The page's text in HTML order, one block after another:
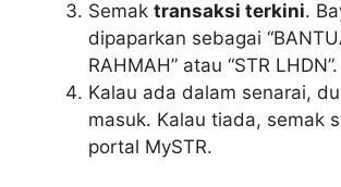
Semak transaksi terkini.
dipaparkan sebagai
RAHMAH” atau “STR LHDN”.
Kalau ada dalam senarai,
masuk. Kalau tiada, semak
portal MySTR.